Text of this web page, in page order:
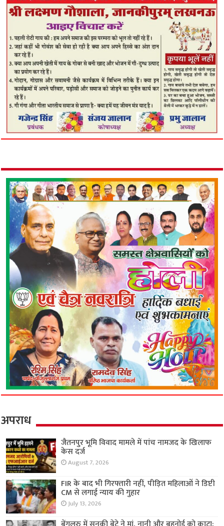
अपराध
जैतनपुर भूमि विवाद मामले में पांच नामजद के खिलाफ
केस दर्ज
August 7, 2026
FIR के बाद भी गिरफ्तारी नहीं, पीड़ित महिलाओं ने डिप्टी
CM से लगाई न्याय की गुहार
July 13, 2026